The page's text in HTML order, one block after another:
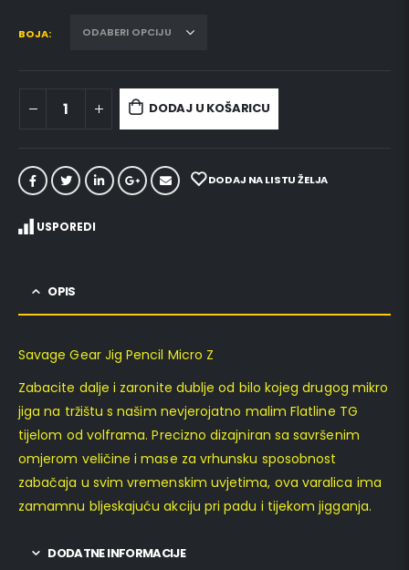
BOJA
DODAJ U KOŠARICU
DODAJ NA LISTU ŽELJA
USPOREDI
OPIS
Savage Gear Jig Pencil Micro Z
Zabacite dalje i zaronite dublje od bilo kojeg drugog mikro
jiga na tržištu s našim nevjerojatno malim Flatline TG
tijelom od volframa. Precizno dizajniran sa savršenim
omjerom veličine i mase za vrhunsku sposobnost
zabačaja u svim vremenskim uvjetima, ova varalica ima
zamamnu bljeskajuću akciju pri padu i tijekom jigganja.
DODATNE INFORMACIJE